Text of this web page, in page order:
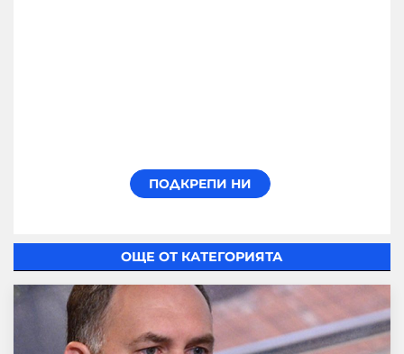
ОЩЕ ОТ КАТЕГОРИЯТА